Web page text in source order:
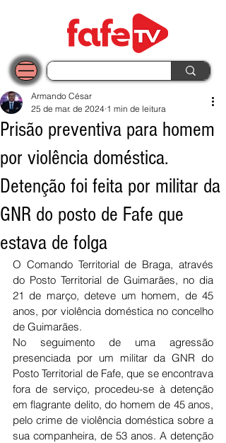
Prisão preventiva para homem
por violência doméstica.
Detenção foi feita por militar da
GNR do posto de Fafe que
estava de folga
Armando César
25 de mar. de 2024 1 min de leitura
O Comando Territorial de Braga, através
do Posto Territorial de Guimarães, no dia
21 de março, deteve um homem, de 45
anos, por violência doméstica no concelho
de Guimarães.
No seguimento de uma agressão
presenciada por um militar da GNR do
Posto Territorial de Fafe, que se encontrava
fora de serviço, procedeu-se à detenção
em flagrante delito, do homem de 45 anos,
pelo crime de violência doméstica sobre a
sua companheira, de 53 anos. A detenção